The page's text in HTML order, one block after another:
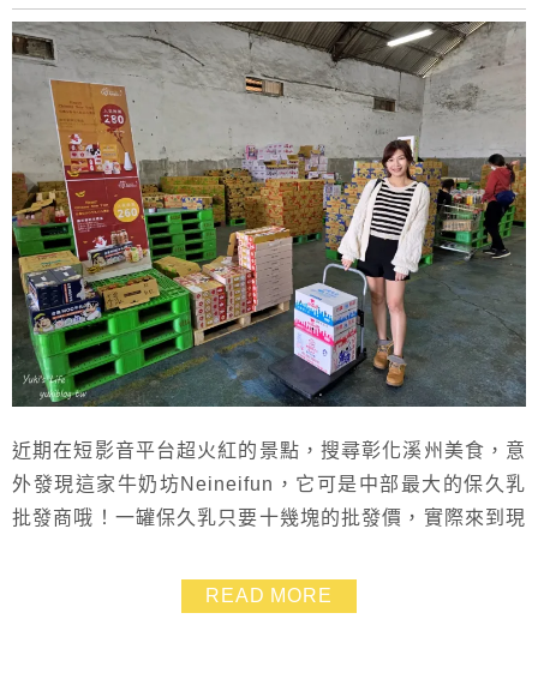
近期在短影音平台超火紅的景點，搜尋彰化溪州美食，意
外發現這家牛奶坊Neineifun，它可是中部最大的保久乳
批發商哦！一罐保久乳只要十幾塊的批發價，實際來到現
壯觀又好拍，倉庫裡面的牛奶品項多到你驚訝吃手手～大
家熟知的國農、台農保久乳通通有，早餐店小孩最愛的玩
READ MORE